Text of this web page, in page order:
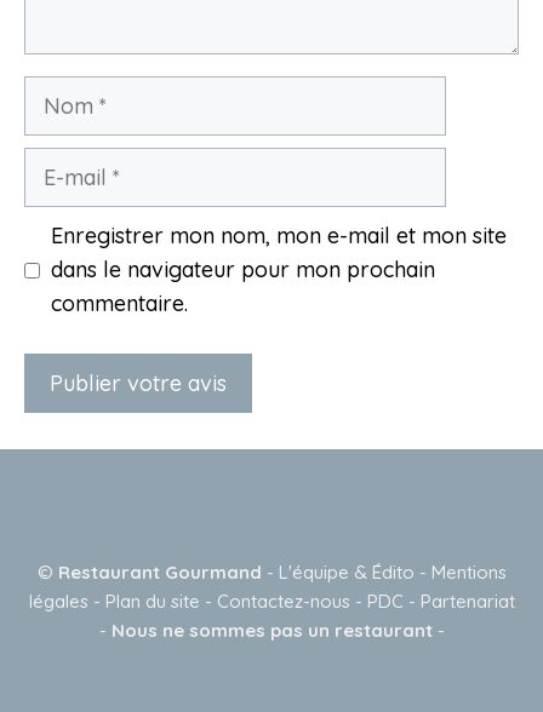
Nom
Enregistrer mon nom, mon e-mail et mon site
dans le navigateur pour mon prochain
commentaire.
n
© Restaurant Gourmand - L'équipe & Édito - Mentions
légales - Plan du site - Contactez-nous - PDC - Partenariat
- Nous ne sommes pas un restaurant-